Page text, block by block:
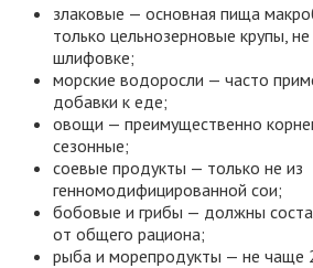
злаковые — основная пища
только цельнозерновые крупы,
шлифовке;
морские водоросли — часто
добавки к еде;
овощи — преимущественно
сезонные;
соевые продукты — только не из
генномодифицированной сои;
бобовые и грибы — должны
от общего рациона;
рыба и морепродукты — не чаще